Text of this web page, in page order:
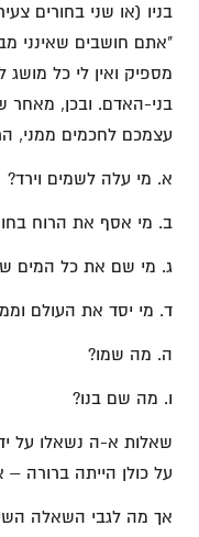
בניו (או שני בחורים
"אתם חושבים שאינני
מספיק ואין לי כל מושג
בני-האדם. ובכן, מאחר
עצמכם לחכמים ממני,
א. מי עלה לשמים וירד?
ב. מי אסף את הרוח
ג. מי שם את כל המים
ד. מי יסד את העולם
ה. מה שמו?
ו. מה שם בנו?
שאלות א-ה נשאלו על
על כולן הייתה ברורה –
אך מה לגבי השאלה